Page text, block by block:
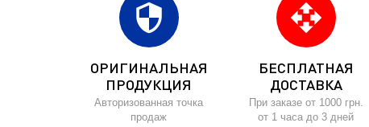
security
ОРИГИНАЛЬНАЯ
ПРОДУКЦИЯ
Авторизованная точка
продаж
open_with
БЕСПЛАТНАЯ
ДОСТАВКА
При заказе от 1000 грн.
от 1 часа до 3 дней